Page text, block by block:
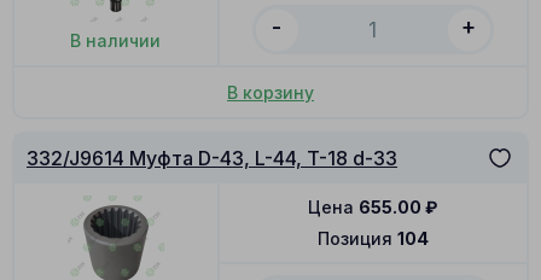
В наличии
- +
В корзину
332/J9614 Муфта D-43, L-44, T-18 d-33
Позиция 104
Цена 655.00 ₽